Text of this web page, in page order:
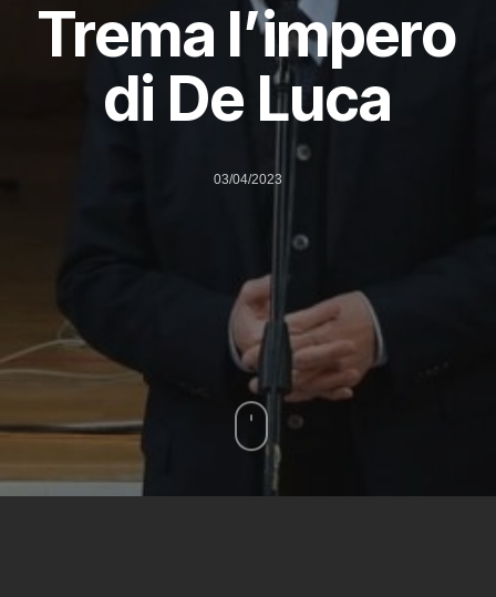
Trema l’impero
di De Luca
03/04/2023